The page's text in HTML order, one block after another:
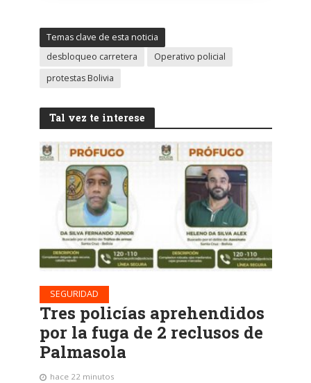
Temas clave de esta noticia
desbloqueo carretera
Operativo policial
protestas Bolivia
Tal vez te interese
SEGURIDAD
Tres policías aprehendidos
por la fuga de 2 reclusos de
Palmasola
hace 22 minutos